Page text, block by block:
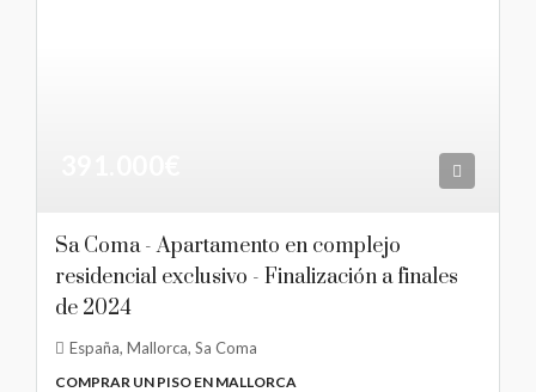
Sa Coma - Apartamento en complejo
residencial exclusivo - Finalización a finales
de 2024
España, Mallorca, Sa Coma
COMPRAR UN PISO EN MALLORCA